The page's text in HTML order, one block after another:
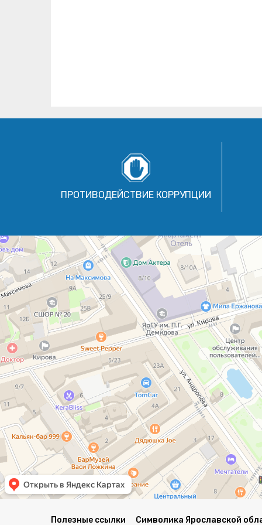
ПРОТИВОДЕЙСТВИЕ КОРРУПЦИИ
Полезные ссылки Символика Ярославской